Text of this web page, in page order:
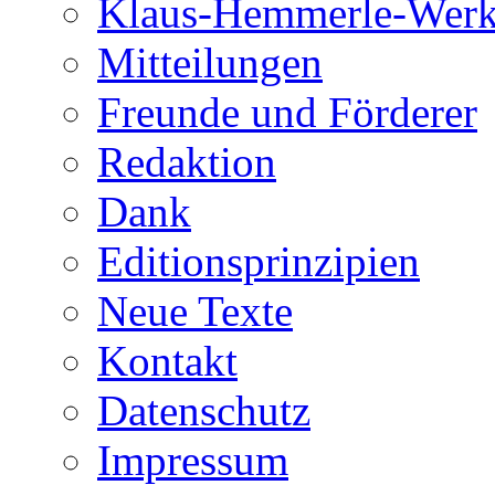
Klaus-Hemmerle-
Mitteilungen
Freunde und Förderer
Redaktion
Dank
Editionsprinzipien
Neue Texte
Kontakt
Datenschutz
Impressum